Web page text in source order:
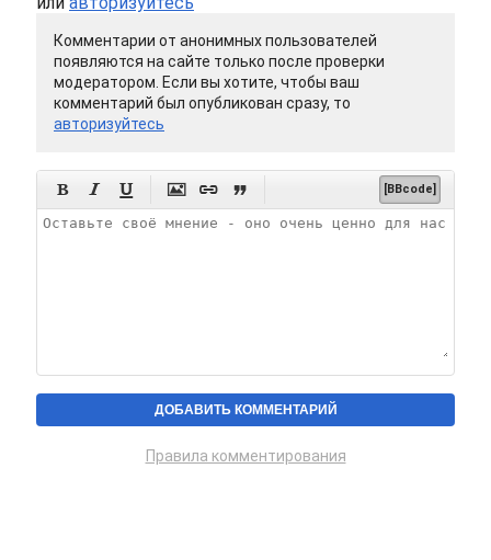
Комментарии от анонимных пользователей
появляются на сайте только после проверки
модератором. Если вы хотите, чтобы ваш
комментарий был опубликован сразу, то
авторизуйтесь
      [BBcode]
Правила комментирования